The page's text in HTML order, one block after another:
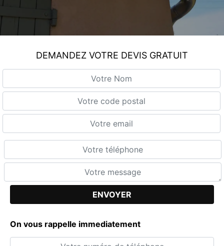
DEMANDEZ VOTRE DEVIS GRATUIT
On vous rappelle immediatement